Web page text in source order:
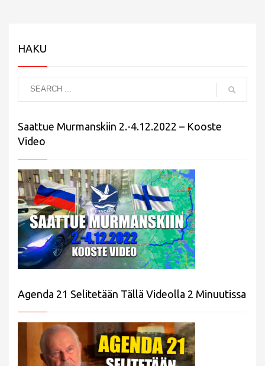
HAKU
Saattue Murmanskiin 2.-4.12.2022 – Kooste
Video
Agenda 21 Selitetään Tällä Videolla 2 Minuutissa